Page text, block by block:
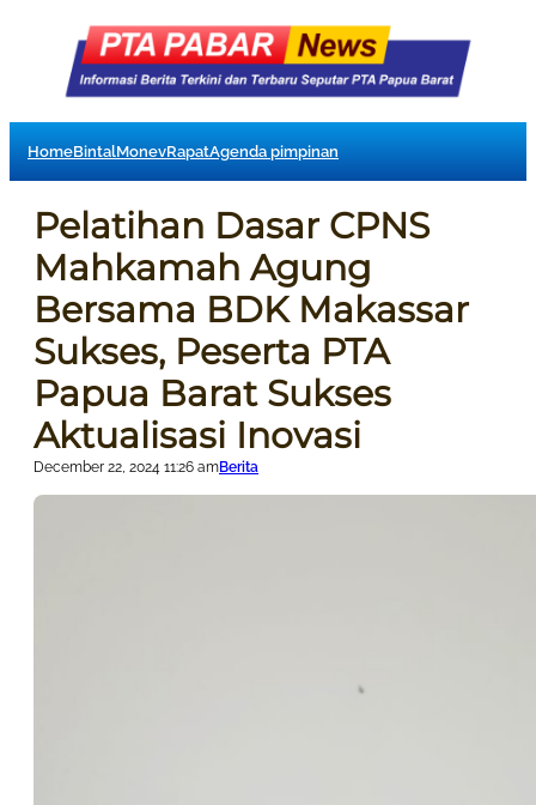
HomeBintalMonevRapatAgenda pimpinan
Pelatihan Dasar CPNS
Mahkamah Agung
Bersama BDK Makassar
Sukses, Peserta PTA
Papua Barat Sukses
Aktualisasi Inovasi
December 22, 2024 11:26 amBerita